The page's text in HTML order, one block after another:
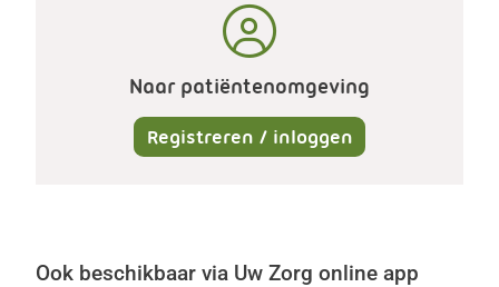
Naar patiëntenomgeving
Registreren / inloggen
Ook beschikbaar via Uw Zorg online app